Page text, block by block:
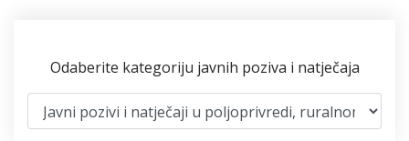
Odaberite kategoriju javnih poziva i natječaja